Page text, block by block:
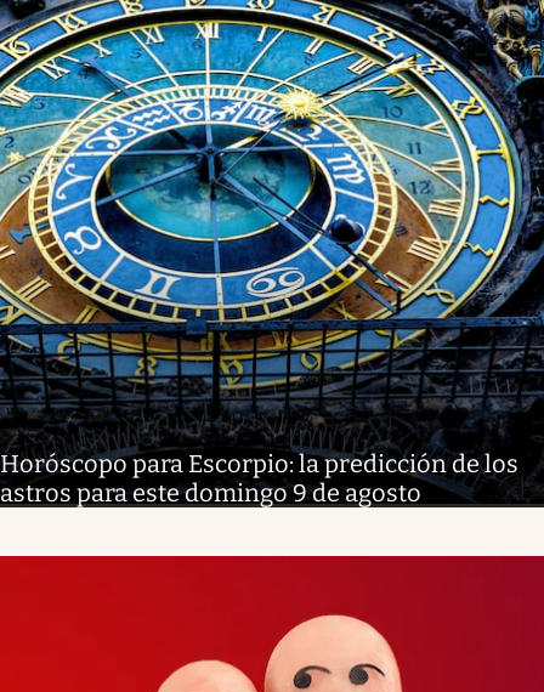
Horóscopo para Escorpio: la predicción de los
astros para este domingo 9 de agosto